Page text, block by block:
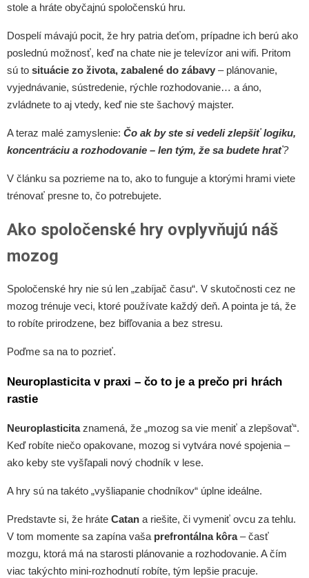
stole a hráte obyčajnú spoločenskú hru.
Dospelí mávajú pocit, že hry patria deťom, prípadne ich berú ako
poslednú možnosť, keď na chate nie je televízor ani wifi. Pritom
sú to situácie zo života, zabalené do zábavy – plánovanie,
vyjednávanie, sústredenie, rýchle rozhodovanie… a áno,
zvládnete to aj vtedy, keď nie ste šachový majster.
A teraz malé zamyslenie: Čo ak by ste si vedeli zlepšiť logiku,
koncentráciu a rozhodovanie – len tým, že sa budete hrať?
V článku sa pozrieme na to, ako to funguje a ktorými hrami viete
trénovať presne to, čo potrebujete.
Ako spoločenské hry ovplyvňujú náš
mozog
Spoločenské hry nie sú len „zabíjač času“. V skutočnosti cez ne
mozog trénuje veci, ktoré používate každý deň. A pointa je tá, že
to robíte prirodzene, bez bifľovania a bez stresu.
Poďme sa na to pozrieť.
Neuroplasticita v praxi – čo to je a prečo pri hrách
rastie
Neuroplasticitaznamená, že „mozog sa vie meniť a zlepšovať“.
Keď robíte niečo opakovane, mozog si vytvára nové spojenia –
ako keby ste vyšľapali nový chodník v lese.
A hry sú na takéto „vyšliapanie chodníkov“ úplne ideálne.
Predstavte si, že hráte Catan a riešite, či vymeniť ovcu za tehlu.
V tom momente sa zapína vaša prefrontálna kôra– časť
mozgu, ktorá má na starosti plánovanie a rozhodovanie. A čím
viac takýchto mini-rozhodnutí robíte, tým lepšie pracuje.